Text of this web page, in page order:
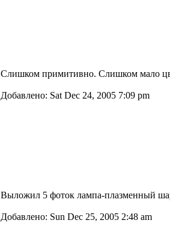
Слишком примитивно. Слишком мало
Добавлено: Sat Dec 24, 2005 7:09 pm
Выложил 5 фоток лампа-плазменный
Добавлено: Sun Dec 25, 2005 2:48 am